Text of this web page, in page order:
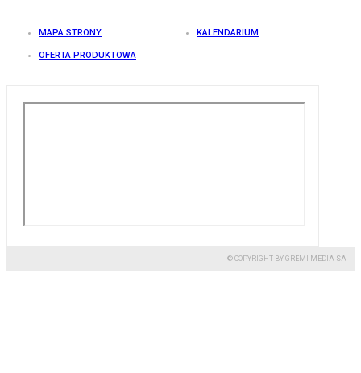
MAPA STRONY KALENDARIUM
OFERTA PRODUKTOWA
© COPYRIGHT BY GREMI MEDIA SA